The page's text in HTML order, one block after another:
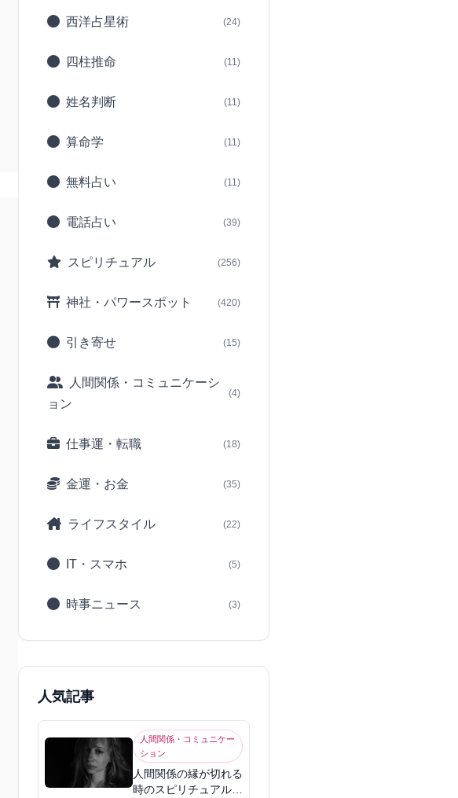
西洋占星術 (24)
四柱推命 (11)
姓名判断 (11)
算命学 (11)
無料占い (11)
電話占い (39)
スピリチュアル (256)
神社・パワースポット (420)
引き寄せ (15)
人間関係・コミュニケーシ
ョン
(4)
仕事運・転職 (18)
金運・お金 (35)
ライフスタイル (22)
IT・スマホ (5)
時事ニュース (3)
人気記事
人間関係・コミュニケー
ション
人間関係の縁が切れる
時のスピリチュアル意